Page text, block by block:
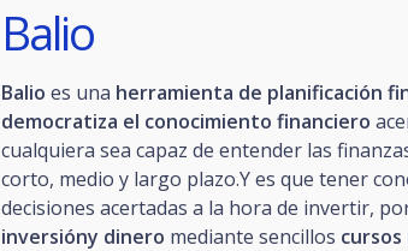
Balio
Balio es una herramienta de planificación
democratiza el conocimiento financiero
cualquiera sea capaz de entender las
corto, medio y largo plazo.Y es que tener
decisiones acertadas a la hora de invertir,
inversióny dinero mediante sencillos